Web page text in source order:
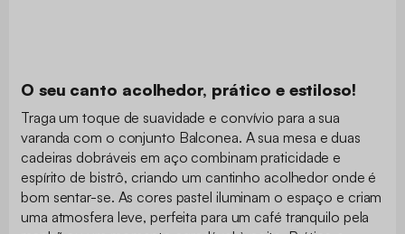
O seu canto acolhedor, prático e estiloso!
Traga um toque de suavidade e convívio para a sua
varanda com o conjunto Balconea. A sua mesa e duas
cadeiras dobráveis em aço combinam praticidade e
espírito de bistrô, criando um cantinho acolhedor onde é
bom sentar-se. As cores pastel iluminam o espaço e criam
uma atmosfera leve, perfeita para um café tranquilo pela